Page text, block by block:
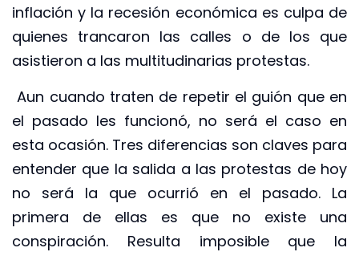
inflación y la recesión económica es culpa de
quienes trancaron las calles o de los que
asistieron a las multitudinarias protestas.
Aun cuando traten de repetir el guión que en
el pasado les funcionó, no será el caso en
esta ocasión. Tres diferencias son claves para
entender que la salida a las protestas de hoy
no será la que ocurrió en el pasado. La
primera de ellas es que no existe una
conspiración. Resulta imposible que la